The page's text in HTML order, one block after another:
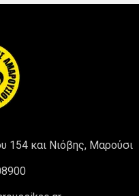
154 και Νιόβης, Μαρούσι